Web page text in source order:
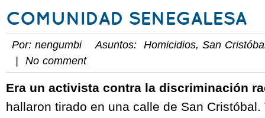
COMUNIDAD SENEGALESA
Por: nengumbi Asuntos: Homicidios, San
| No comment
Era un activista contra la discriminación
hallaron tirado en una calle de San